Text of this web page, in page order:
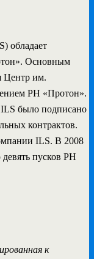
обладает
Основным
Центр им.
РН «Протон».
было подписано
контрактов.
ILS. В 2008
пусков РН
к